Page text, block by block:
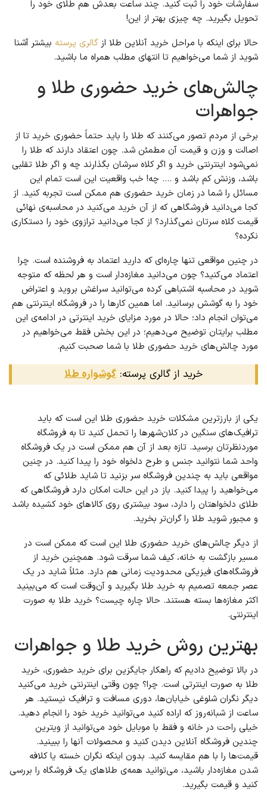
سفارشات خود را ثبت کنید. چند ساعت بعدش هم طلای خود را
تحویل بگیرید. چه چیزی بهتر از این!
حالا برای اینکه با مراحل خرید آنلاین طلا از گالری پرسته بیشتر آشنا
شوید از شما می‌خواهیم تا انتهای مطلب همراه ما باشید.
چالش‌های خرید حضوری طلا و
جواهرات
برخی از مردم تصور می‌کنند که طلا را باید حتماً حضوری خرید تا از
اصالت و وزن و قیمت آن مطمئن شد. چون اعتقاد دارند که طلا را
نمی‌شود اینترنتی خرید و اگر کلاه سرشان بگذارند چه و اگر طلا تقلبی
باشد، وزنش کم باشد و …. چه! خب واقعیت این است تمام این
مسائل را شما در زمان خرید حضوری هم ممکن است تجربه کنید. از
کجا می‌دانید فروشگاهی که از آن خرید می‌کنید در محاسبه‌ی نهائی
قیمت کلاه سرتان نمی‌گذارد؟ از کجا می‌دانید ترازوی خود را دستکاری
نکرده؟
در چنین مواقعی تنها چاره‌ای که دارید اعتماد به فروشنده است. چرا
اعتماد می‌کنید؟ چون می‌دانید مغازه‌دار است و هر لحظه که متوجه
شوید در محاسبه اشتباهی کرده می‌توانید سراغش بروید و اعتراض
خود را به گوشش برسانید. اما همین کارها را در فروشگاه اینترنتی هم
می‌توان انجام داد؛ حالا در مورد مزایای خرید اینترتی در ادامه‌ی این
مطلب برایتان توضیح می‌دهیم؛ در این بخش فقط می‌خواهیم در
مورد چالش‌های خرید حضوری طلا با شما صحبت کنیم.
خرید از گالری پرسته: گوشواره طلا
یکی از بارزترین مشکلات خرید حضوری طلا این است که باید
ترافیک‌های سنگین در کلان‌شهرها را تحمل کنید تا به فروشگاه
موردنظرتان برسید. تازه بعد از آن هم ممکن است در یک فروشگاه
واحد شما نتوانید جنس و طرح دلخواه خود را پیدا کنید. در چنین
مواقعی باید به چندین فروشگاه سر بزنید تا شاید طلائی که
می‌خواهید را پیدا کنید. باز در این حالت امکان دارد فروشگاهی که
طلای دلخواهتان را دارد، سود بیشتری روی کالاهای خود کشیده باشد
و مجبور شوید طلا را گران‌تر بخرید.
از دیگر چالش‌های خرید حضوری طلا این است که ممکن است در
مسیر بازگشت به خانه، کیف شما سرقت شود. همچنین خرید از
فروشگاه‌های فیزیکی محدودیت زمانی هم دارد. مثلاً شاید در یک
عصر جمعه تصمیم به خرید طلا بگیرید و آن‌وقت است که می‌بینید
اکثر مغازه‌ها بسته هستند. حالا چاره چیست؟ خرید طلا به صورت
اینترنتی.
بهترین روش خرید طلا و جواهرات
در بالا توضیح دادیم که راهکار جایگزین برای خرید حضوری، خرید
طلا به صورت اینترتی است. چرا؟ چون وقتی اینترنتی خرید می‌کنید
دیگر نگران شلوغی خیابان‌ها، دوری مسافت و ترافیک نیستید. هر
ساعت از شبانه‌روز که اراده کنید می‌توانید خرید خود را انجام دهید.
خیلی راحت در خانه و فقط با موبایل خود می‌توانید از ویترین
چندین فروشگاه‌ آنلاین دیدن کنید و محصولات آنها را ببینید.
قیمت‌ها را با هم مقایسه کنید. بدون اینکه نگران خسته یا کلافه
شدن مغازه‌دار باشید، می‌توانید همه‌ی طلاهای یک فروشگاه را بررسی
کنید و قیمت بگیرید.